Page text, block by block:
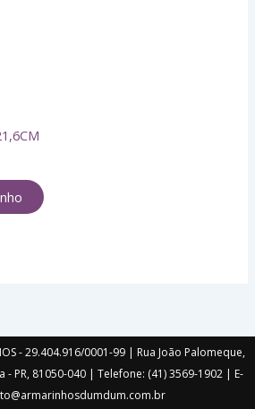
- 29.404.916/0001-99 | Rua João Palomeque,
- PR, 81050-040 | Telefone: (41) 3569-1902 | E-